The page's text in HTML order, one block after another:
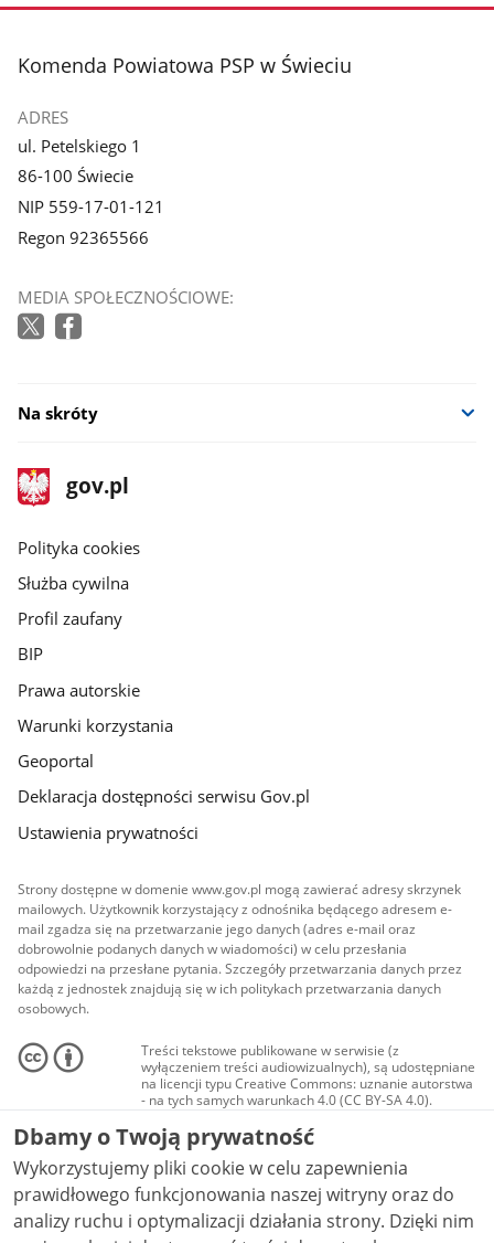
galerii.
stopka
Komenda Powiatowa PSP w Świeciu
ADRES
ul. Petelskiego 1
86-100 Świecie
NIP 559-17-01-121
Regon 92365566
MEDIA SPOŁECZNOŚCIOWE:
Na skróty
stopka
gov.pl
Strona
gov.pl
gov.pl
Polityka cookies
Służba cywilna
Profil zaufany
BIP
Prawa autorskie
Warunki korzystania
Geoportal
Deklaracja dostępności serwisu Gov.pl
Ustawienia prywatności
Strony dostępne w domenie www.gov.pl mogą zawierać adresy skrzynek
mailowych. Użytkownik korzystający z odnośnika będącego adresem e-
mail zgadza się na przetwarzanie jego danych (adres e-mail oraz
dobrowolnie podanych danych w wiadomości) w celu przesłania
odpowiedzi na przesłane pytania. Szczegóły przetwarzania danych przez
każdą z jednostek znajdują się w ich politykach przetwarzania danych
osobowych.
Treści tekstowe publikowane w serwisie (z
wyłączeniem treści audiowizualnych), są udostępniane
na licencji typu Creative Commons: uznanie autorstwa
- na tych samych warunkach 4.0 (CC BY-SA 4.0).
Materiały audiowizualne, w tym zdjęcia, materiały
audio i wideo, są udostępniane na licencji typu
Creative Commons: uznanie autorstwa użycie
niekomercyjne - bez utworów zależnych 4.0 (CC BY-
NC-ND 4.0), o ile nie jest to stwierdzone inaczej.
Dbamy o Twoją prywatność
Wykorzystujemy pliki cookie w celu zapewnienia
prawidłowego funkcjonowania naszej witryny oraz do
analizy ruchu i optymalizacji działania strony. Dzięki nim